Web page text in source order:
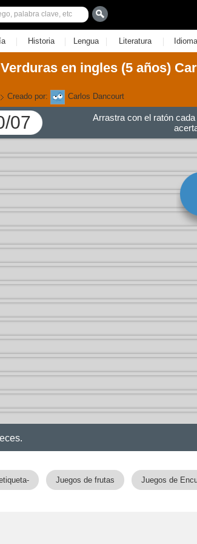
| Historia | Lengua | Literatura |
Verduras en ingles (5 años)
Creado por: Carlos Dancourt
07
Arrastra con el ratón
Juegos de frutas Juegos de